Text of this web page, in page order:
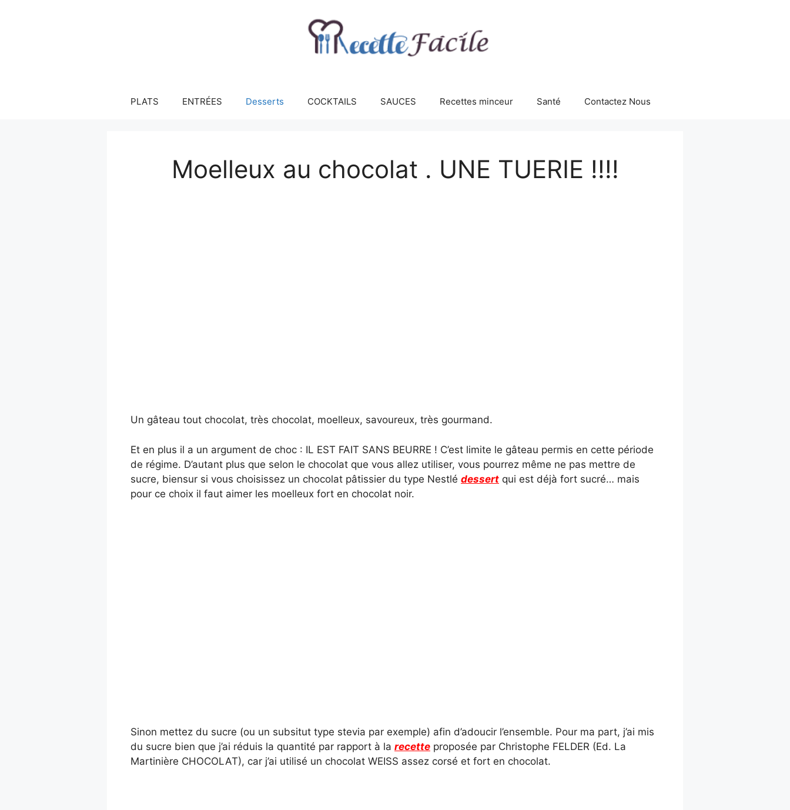
PLATS ENTRÉES Desserts COCKTAILS SAUCES Recettes minceur Santé Contactez Nous
Moelleux au chocolat . UNE TUERIE !!!!
Un gâteau tout chocolat, très chocolat, moelleux, savoureux, très gourmand.
Et en plus il a un argument de choc : IL EST FAIT SANS BEURRE ! C’est limite le gâteau permis en cette période
de régime. D’autant plus que selon le chocolat que vous allez utiliser, vous pourrez même ne pas mettre de
sucre, biensur si vous choisissez un chocolat pâtissier du type Nestlé dessert qui est déjà fort sucré… mais
pour ce choix il faut aimer les moelleux fort en chocolat noir.
Sinon mettez du sucre (ou un subsitut type stevia par exemple) afin d’adoucir l’ensemble. Pour ma part, j’ai mis
du sucre bien que j’ai réduis la quantité par rapport à la recette proposée par Christophe FELDER (Ed. La
Martinière CHOCOLAT), car j’ai utilisé un chocolat WEISS assez corsé et fort en chocolat.